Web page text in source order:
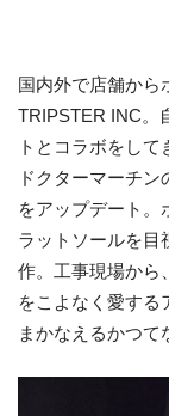
国内外で店舗から
TRIPSTER INC。
トとコラボをし
ドクターマーチン
をアップデート。
ラットソールを目
作。工事現場から
をこよなく愛する
まかなえるかつて